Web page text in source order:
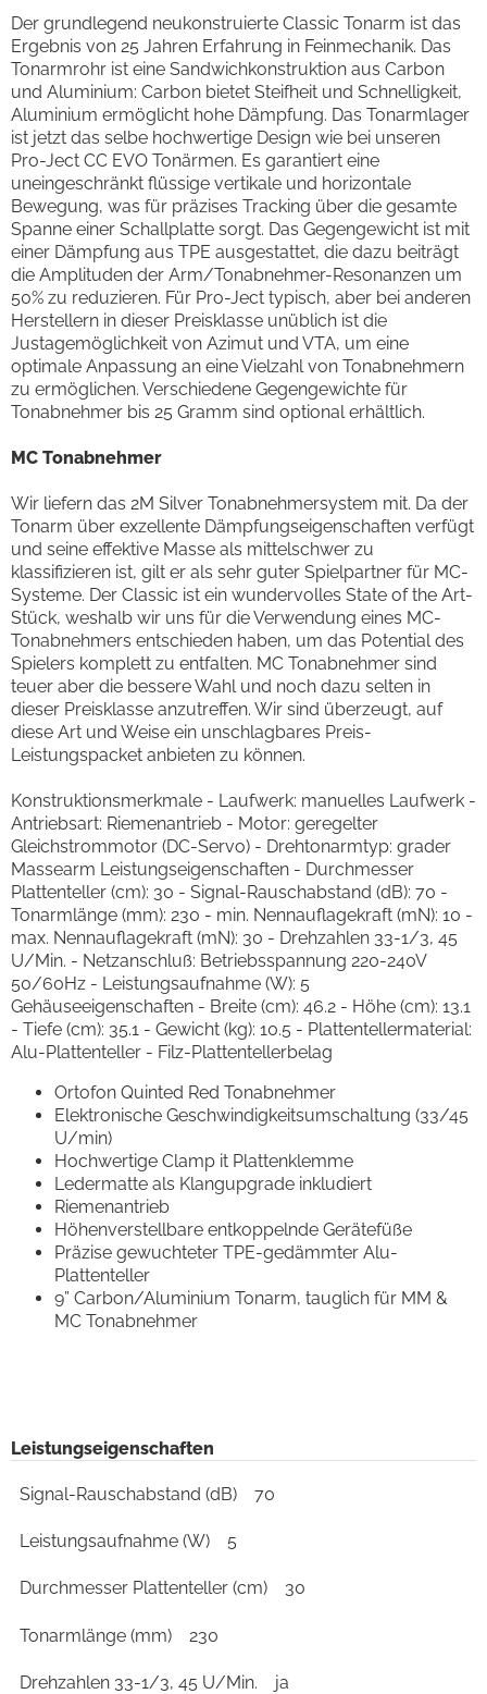
Der grundlegend neukonstruierte Classic Tonarm ist das
Ergebnis von 25 Jahren Erfahrung in Feinmechanik. Das
Tonarmrohr ist eine Sandwichkonstruktion aus Carbon
und Aluminium: Carbon bietet Steifheit und Schnelligkeit,
Aluminium ermöglicht hohe Dämpfung. Das Tonarmlager
ist jetzt das selbe hochwertige Design wie bei unseren
Pro-Ject CC EVO Tonärmen. Es garantiert eine
uneingeschränkt flüssige vertikale und horizontale
Bewegung, was für präzises Tracking über die gesamte
Spanne einer Schallplatte sorgt. Das Gegengewicht ist mit
einer Dämpfung aus TPE ausgestattet, die dazu beiträgt
die Amplituden der Arm/Tonabnehmer-Resonanzen um
50% zu reduzieren. Für Pro-Ject typisch, aber bei anderen
Herstellern in dieser Preisklasse unüblich ist die
Justagemöglichkeit von Azimut und VTA, um eine
optimale Anpassung an eine Vielzahl von Tonabnehmern
zu ermöglichen. Verschiedene Gegengewichte für
Tonabnehmer bis 25 Gramm sind optional erhältlich.
MC Tonabnehmer
Wir liefern das 2M Silver Tonabnehmersystem mit. Da der
Tonarm über exzellente Dämpfungseigenschaften verfügt
und seine effektive Masse als mittelschwer zu
klassifizieren ist, gilt er als sehr guter Spielpartner für MC-
Systeme. Der Classic ist ein wundervolles State of the Art-
Stück, weshalb wir uns für die Verwendung eines MC-
Tonabnehmers entschieden haben, um das Potential des
Spielers komplett zu entfalten. MC Tonabnehmer sind
teuer aber die bessere Wahl und noch dazu selten in
dieser Preisklasse anzutreffen. Wir sind überzeugt, auf
diese Art und Weise ein unschlagbares Preis-
Leistungspacket anbieten zu können.
Konstruktionsmerkmale - Laufwerk: manuelles Laufwerk -
Antriebsart: Riemenantrieb - Motor: geregelter
Gleichstrommotor (DC-Servo) - Drehtonarmtyp: grader
Massearm Leistungseigenschaften - Durchmesser
Plattenteller (cm): 30 - Signal-Rauschabstand (dB): 70 -
Tonarmlänge (mm): 230 - min. Nennauflagekraft (mN): 10 -
max. Nennauflagekraft (mN): 30 - Drehzahlen 33-1/3, 45
U/Min. - Netzanschluß: Betriebsspannung 220-240V
50/60Hz - Leistungsaufnahme (W): 5
Gehäuseeigenschaften - Breite (cm): 46.2 - Höhe (cm): 13.1
- Tiefe (cm): 35.1 - Gewicht (kg): 10.5 - Plattentellermaterial:
Alu-Plattenteller - Filz-Plattentellerbelag
Ortofon Quinted Red Tonabnehmer
Elektronische Geschwindigkeitsumschaltung (33/45
U/min)
Hochwertige Clamp it Plattenklemme
Ledermatte als Klangupgrade inkludiert
Riemenantrieb
Höhenverstellbare entkoppelnde Gerätefüße
Präzise gewuchteter TPE-gedämmter Alu-
Plattenteller
9” Carbon/Aluminium Tonarm, tauglich für MM &
MC Tonabnehmer
Leistungseigenschaften
Signal-Rauschabstand (dB) 70
Leistungsaufnahme (W) 5
Durchmesser Plattenteller (cm) 30
Tonarmlänge (mm) 230
Drehzahlen 33-1/3, 45 U/Min. ja